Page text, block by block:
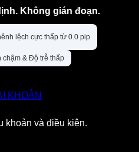
Không gián đoạn.
lệch cực thấp từ 0.0 pip
chậm & Độ trễ thấp
KHOẢN
khoản và điều kiện.